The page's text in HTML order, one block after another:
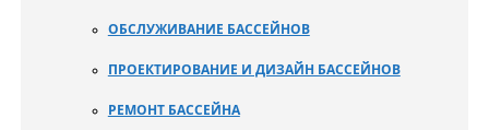
ОБСЛУЖИВАНИЕ БАССЕЙНОВ
ПРОЕКТИРОВАНИЕ И ДИЗАЙН БАССЕЙНОВ
РЕМОНТ БАССЕЙНА